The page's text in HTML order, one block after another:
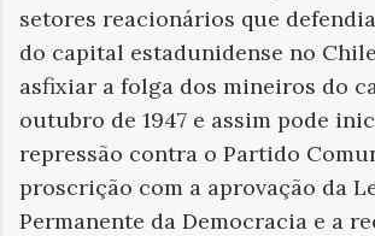
setores reacionários que
do capital estadunidense no
asfixiar a folga dos mineiros do
outubro de 1947 e assim pode
repressão contra o Partido
proscrição com a aprovação da
Permanente da Democracia e a